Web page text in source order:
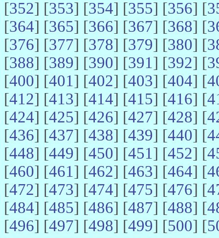
[352] [353] [354] [355] [356] [
[364] [365] [366] [367] [368] [
[376] [377] [378] [379] [380] [
[388] [389] [390] [391] [392] [
[400] [401] [402] [403] [404] [
[412] [413] [414] [415] [416] [
[424] [425] [426] [427] [428] [
[436] [437] [438] [439] [440] [
[448] [449] [450] [451] [452] [
[460] [461] [462] [463] [464] [
[472] [473] [474] [475] [476] [
[484] [485] [486] [487] [488] [
[496] [497] [498] [499] [500] [